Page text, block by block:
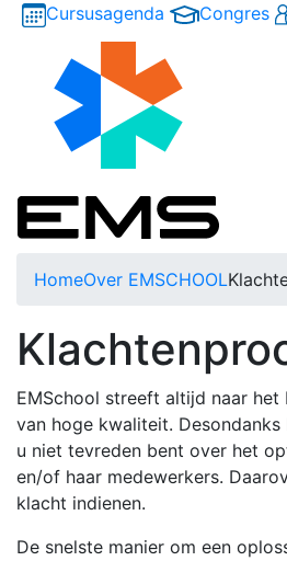
Cursusagenda Congres
HomeOver EMSCHOOL
EMSchool streeft altijd naar het
van hoge kwaliteit.
u niet tevreden bent over het
en/of haar medewerkers.
klacht indienen.
De snelste manier om een